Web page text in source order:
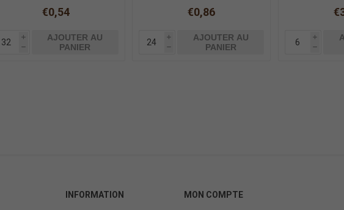
€0,54
i
h
AJOUTER AU
PANIER
€0,86
i
h
AJOUTER AU
PANIER
i
h
INFORMATION MON COMPTE